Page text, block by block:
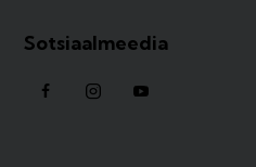
Sotsiaalmeedia